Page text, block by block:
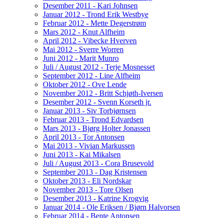
Desember 2011 - Kari Johnsen
Januar 2012 - Trond Erik Westbye
Februar 2012 - Mette Degerstrøm
Mars 2012 - Knut Alfheim
April 2012 - Vibecke Hverven
Mai 2012 - Sverre Worren
Juni 2012 - Marit Munro
Juli / August 2012 - Terje Mosnesset
September 2012 - Line Alfheim
Oktober 2012 - Ove Lende
November 2012 - Britt Schjøth-Iversen
Desember 2012 - Svenn Korseth jr.
Januar 2013 - Siv Torbjørnsen
Februar 2013 - Trond Edvardsen
Mars 2013 - Bjørg Holter Jonassen
April 2013 - Tor Antonsen
Mai 2013 - Vivian Markussen
Juni 2013 - Kai Mikalsen
Juli / August 2013 - Cora Brusevold
September 2013 - Dag Kristensen
Oktober 2013 - Eli Nordskar
November 2013 - Tore Olsen
Desember 2013 - Katrine Krogvig
Januar 2014 - Ole Eriksen / Bjørn Halvorsen
Februar 2014 - Bente Antonsen